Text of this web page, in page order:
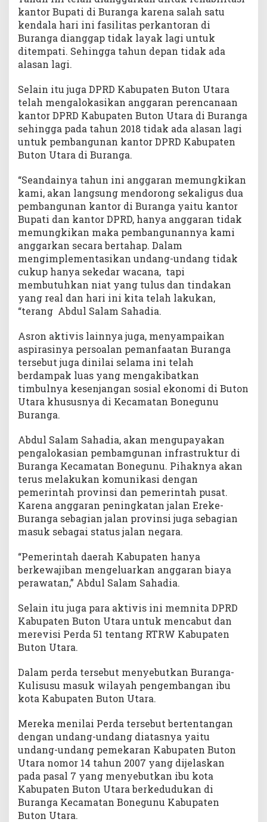
kantor Bupati di Buranga karena salah satu
kendala hari ini fasilitas perkantoran di
Buranga dianggap tidak layak lagi untuk
ditempati. Sehingga tahun depan tidak ada
alasan lagi.
Selain itu juga DPRD Kabupaten Buton Utara
telah mengalokasikan anggaran perencanaan
kantor DPRD Kabupaten Buton Utara di Buranga
sehingga pada tahun 2018 tidak ada alasan lagi
untuk pembangunan kantor DPRD Kabupaten
Buton Utara di Buranga.
“Seandainya tahun ini anggaran memungkikan
kami, akan langsung mendorong sekaligus dua
pembangunan kantor di Buranga yaitu kantor
Bupati dan kantor DPRD, hanya anggaran tidak
memungkikan maka pembangunannya kami
anggarkan secara bertahap. Dalam
mengimplementasikan undang-undang tidak
cukup hanya sekedar wacana, tapi
membutuhkan niat yang tulus dan tindakan
yang real dan hari ini kita telah lakukan,
“terang Abdul Salam Sahadia.
Asron aktivis lainnya juga, menyampaikan
aspirasinya persoalan pemanfaatan Buranga
tersebut juga dinilai selama ini telah
berdampak luas yang mengakibatkan
timbulnya kesenjangan sosial ekonomi di Buton
Utara khususnya di Kecamatan Bonegunu
Buranga.
Abdul Salam Sahadia, akan mengupayakan
pengalokasian pembamgunan infrastruktur di
Buranga Kecamatan Bonegunu. Pihaknya akan
terus melakukan komunikasi dengan
pemerintah provinsi dan pemerintah pusat.
Karena anggaran peningkatan jalan Ereke-
Buranga sebagian jalan provinsi juga sebagian
masuk sebagai status jalan negara.
“Pemerintah daerah Kabupaten hanya
berkewajiban mengeluarkan anggaran biaya
perawatan,” Abdul Salam Sahadia.
Selain itu juga para aktivis ini memnita DPRD
Kabupaten Buton Utara untuk mencabut dan
merevisi Perda 51 tentang RTRW Kabupaten
Buton Utara.
Dalam perda tersebut menyebutkan Buranga-
Kulisusu masuk wilayah pengembangan ibu
kota Kabupaten Buton Utara.
Mereka menilai Perda tersebut bertentangan
dengan undang-undang diatasnya yaitu
undang-undang pemekaran Kabupaten Buton
Utara nomor 14 tahun 2007 yang dijelaskan
pada pasal 7 yang menyebutkan ibu kota
Kabupaten Buton Utara berkedudukan di
Buranga Kecamatan Bonegunu Kabupaten
Buton Utara.